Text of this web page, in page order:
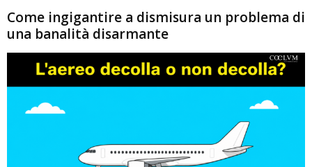
Come ingigantire a dismisura un problema di
una banalità disarmante